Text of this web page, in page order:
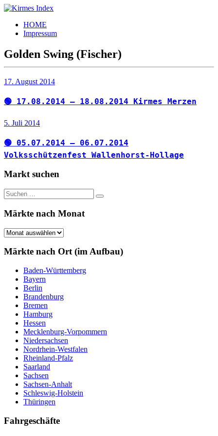
Zum
springen
Kirmes
Index
Tourpläne
der
letzten
Jahre
HOME
Impressum
Golden Swing (Fischer)
17. August 2014
🟢 17.08.2014 – 18.08.2014 Kirmes Merzen
5. Juli 2014
🟢 05.07.2014 – 06.07.2014
Volksschützenfest Wallenhorst-Hollage
Markt suchen
Suchen
nach:
Suchen
Märkte nach Monat
Märkte
Monat
Märkte nach Ort (im Aufbau)
Baden-Württemberg
Bayern
Berlin
Brandenburg
Bremen
Hamburg
Hessen
Mecklenburg-Vorpommern
Niedersachsen
Nordrhein-Westfalen
Rheinland-Pfalz
Saarland
Sachsen
Sachsen-Anhalt
Schleswig-Holstein
Thüringen
Fahrgeschäfte